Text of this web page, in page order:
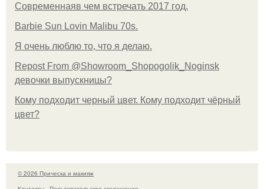
Современнаяв чем встречать 2017 год.
Barbie Sun Lovin Malibu 70s.
Я очень люблю то, что я делаю.
Repost From @Showroom_Shopogolik_Noginsk
девочки выпускницы?
Кому подходит черный цвет. Кому подходит чёрный
цвет?
© 2026 Прическа и макияж